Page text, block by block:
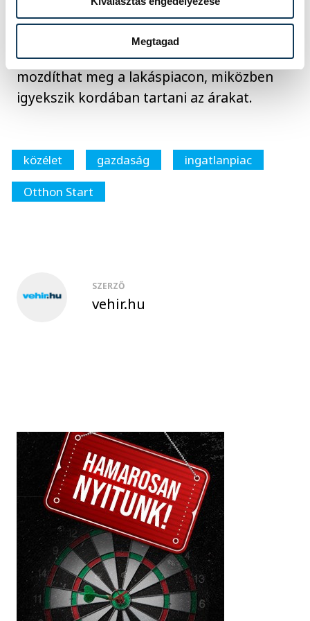
Megtagad
Az Otthon Start tehát nemcsak az első
lakásukat kereső fiatalok számára jelent
áttörést, hanem egész láncolatot
mozdíthat meg a lakáspiacon, miközben
igyekszik kordában tartani az árakat.
közélet gazdaság
ingatlanpiac
Otthon Start
SZERZŐ
vehir.hu